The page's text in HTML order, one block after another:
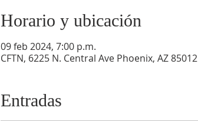
Horario y ubicación
09 feb 2024, 7:00 p.m.
CFTN, 6225 N. Central Ave Phoenix, AZ 85012
Entradas